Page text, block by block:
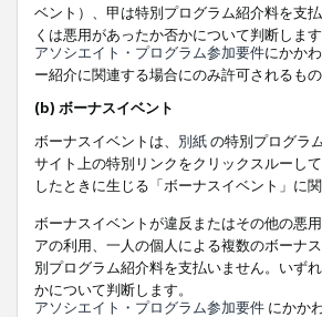
ベント）、甲は特別プログラム紹介料を支
くは悪用があったか否かについて判断します
アソシエイト・プログラム参加要件にかかわ
ー紹介に関連する場合にのみ許可されるもの
(b) ボーナスイベント
ボーナスイベントは、 別紙の特別プログラ
サイト上の特別リンクをクリックスルーし
したときに生じる「ボーナスイベント」に
ボーナスイベントが違反またはその他の悪
アの利用、一人の個人による複数のボーナ
別プログラム紹介料を支払いません。いず
かについて判断します。
アソシエイト・プログラム参加要件 にかか